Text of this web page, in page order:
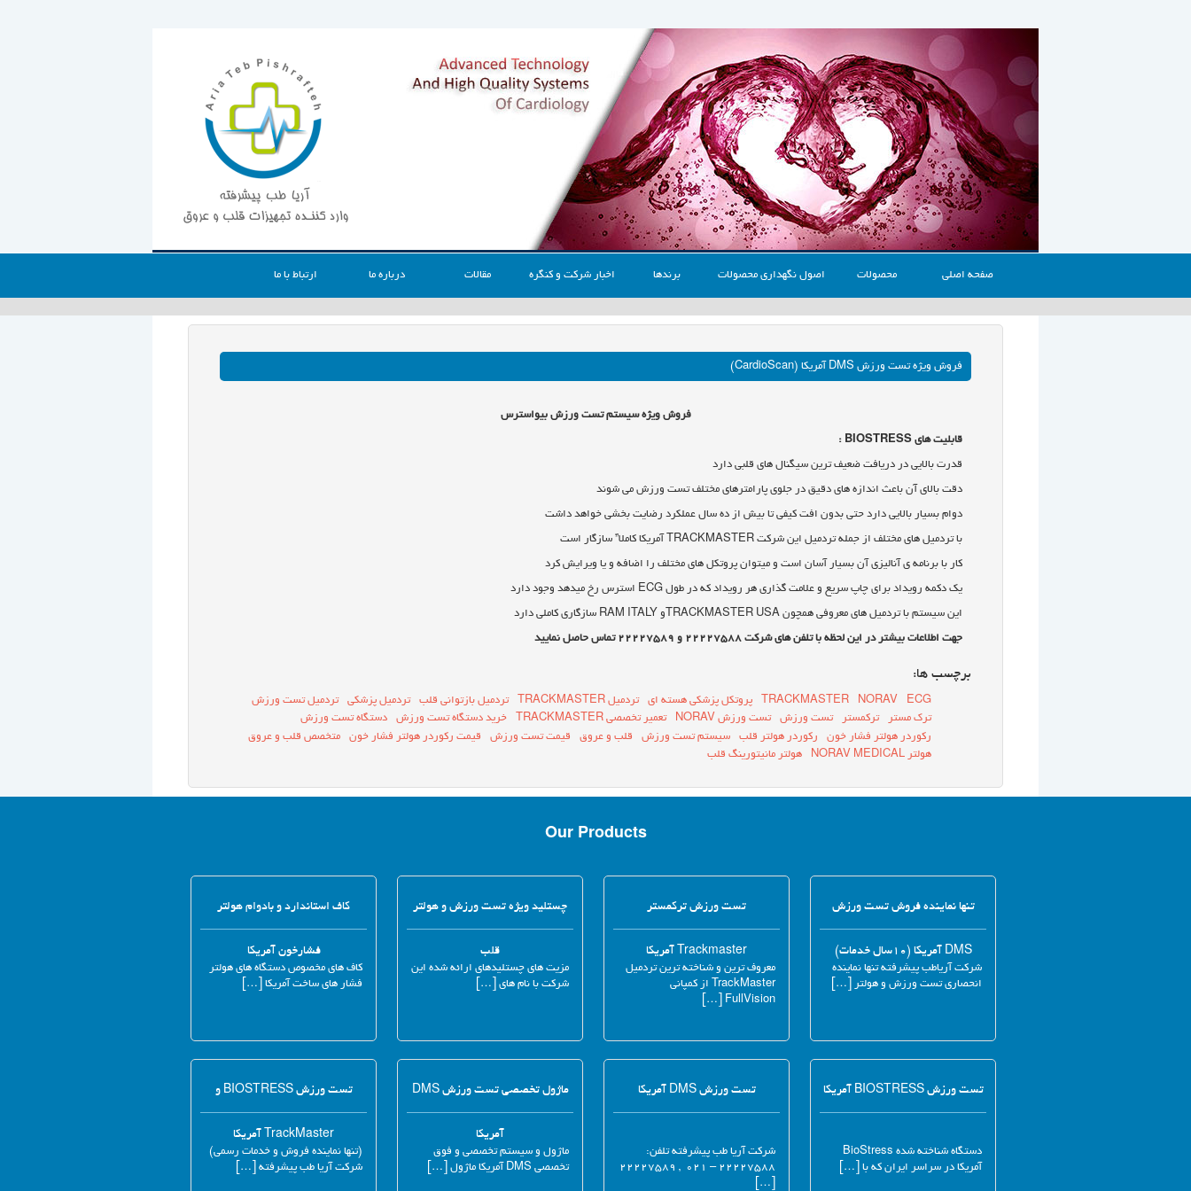
صفحه اصلی محصولات اصول نگهداری محصولات برندها اخبار شرکت و کنگره مقالات درباره ما ارتباط با ما
فروش ویژه تست ورزش DMS آمریکا (CardioScan)
فروش ویژه سیستم تست ورزش بیواسترس
قابلیت های BIOSTRESS :
قدرت بالایی در دریافت ضعیف ترین سیگنال های قلبی دارد
دقت بالای آن باعث اندازه های دقیق در جلوی پارامترهای مختلف تست ورزش می شوند
دوام بسیار بالایی دارد حتی بدون افت کیفی تا بیش از ده سال عملکرد رضایت بخشی خواهد داشت
با تردمیل های مختلف از جمله تردمیل این شرکت TRACKMASTER آمریکا کاملا” سازگار است
کار با برنامه ی آنالیزی آن بسیار آسان است و میتوان پروتکل های مختلف را اضافه و یا ویرایش کرد
یک دکمه رویداد برای چاپ سریع و علامت گذاری هر رویداد که در طول ECG استرس رخ میدهد وجود دارد
این سیستم با تردمیل های معروفی همچون TRACKMASTER USAو RAM ITALY سازگاری کاملی دارد
جهت اطلاعات بیشتر در این لحظه با تلفن های شرکت ۲۲۲۲۷۵۸۸ و ۲۲۲۲۷۵۸۹ تماس حاصل نمایید
برچسب ها:
ECG
NORAV
TRACKMASTER پروتکل پزشکی هسته ای تردمیل TRACKMASTER تردمیل بازتوانی قلب تردمیل پزشکی
تردمیل تست ورزش
ترک مستر
ترکمستر تست ورزش تست ورزش NORAV تعمیر تخصصی TRACKMASTER خرید دستگاه تست ورزش
دستگاه تست ورزش
رکوردر هولتر فشار خون
رکوردر هولتر قلب سیستم تست ورزش قلب و عروق قیمت تست ورزش قیمت رکوردر هولتر فشار خون
متخصص قلب و عروق
هولتر NORAV MEDICAL
هولتر مانیتورینگ قلب
Our Products
تنها نماینده فروش تست ورزش
DMS آمریکا (۱۰سال خدمات)
شرکت آریاطب پیشرفته تنها نماینده
انحصاری تست ورزش و هولتر […]
تست ورزش ترکمستر
Trackmaster آمریکا
معروف ترین و شناخته ترین تردمیل
TrackMaster از کمپانی
FullVision […]
چستلید ویژه تست ورزش و هولتر
قلب
مزیت های چستلیدهای ارائه شده این
شرکت با نام های […]
کاف استاندارد و بادوام هولتر
فشارخون آمریکا
کاف های مخصوص دستگاه های هولتر
فشار های ساخت آمریکا […]
تست ورزش BIOSTRESS آمریکا
دستگاه شناخته شده BioStress
آمریکا در سراسر ایران که با […]
تست ورزش DMS آمریکا
شرکت آریا طب پیشرفته تلفن:
۲۲۲۲۷۵۸۸ – ۰۲۱ , ۲۲۲۲۷۵۸۹
[…]
ماژول تخصصی تست ورزش DMS
آمریکا
ماژول و سیستم تخصصی و فوق
تخصصی DMS آمریکا ماژول […]
تست ورزش BIOSTRESS و
TrackMaster آمریکا
(تنها نماینده فروش و خدمات رسمی)
شرکت آریا طب پیشرفته […]